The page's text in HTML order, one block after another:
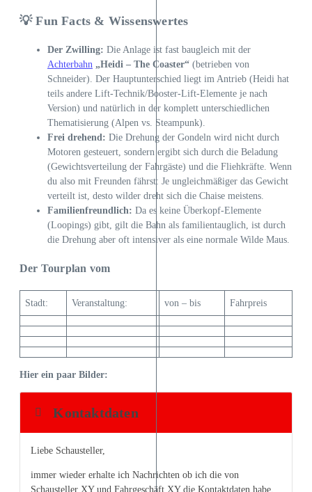
💡 Fun Facts & Wissenswertes
Der Zwilling: Die Anlage ist fast baugleich mit der
Achterbahn „Heidi – The Coaster“ (betrieben von
Schneider). Der Hauptunterschied liegt im Antrieb (Heidi hat
teils andere Lift-Technik/Booster-Lift-Elemente je nach
Version) und natürlich in der komplett unterschiedlichen
Thematisierung (Alpen vs. Steampunk).
Frei drehend: Die Drehung der Gondeln wird nicht durch
Motoren gesteuert, sondern ergibt sich durch die Beladung
(Gewichtsverteilung der Fahrgäste) und die Fliehkräfte. Wenn
du also mit Freunden fährst: Je ungleichmäßiger das Gewicht
verteilt ist, desto wilder dreht sich die Chaise meistens.
Familienfreundlich: Da es keine Überkopf-Elemente
(Loopings) gibt, gilt die Bahn als familientauglich, ist durch
die Drehung aber oft intensiver als eine normale Wilde Maus.
Der Tourplan vom
Stadt: Veranstaltung: von – bis Fahrpreis
Hier ein paar Bilder:
Kontaktdaten
Liebe Schausteller,
immer wieder erhalte ich Nachrichten ob ich die von
Schausteller XY und Fahrgeschäft XY die Kontaktdaten habe,